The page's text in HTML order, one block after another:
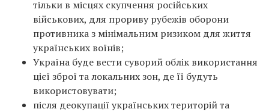
тільки в місцях скупчення російських
військових, для прориву рубежів оборони
противника з мінімальним ризиком для життя
українських воїнів;
Україна буде вести суворий облік використання
цієї зброї та локальних зон, де її будуть
використовувати;
після деокупації українських територій та